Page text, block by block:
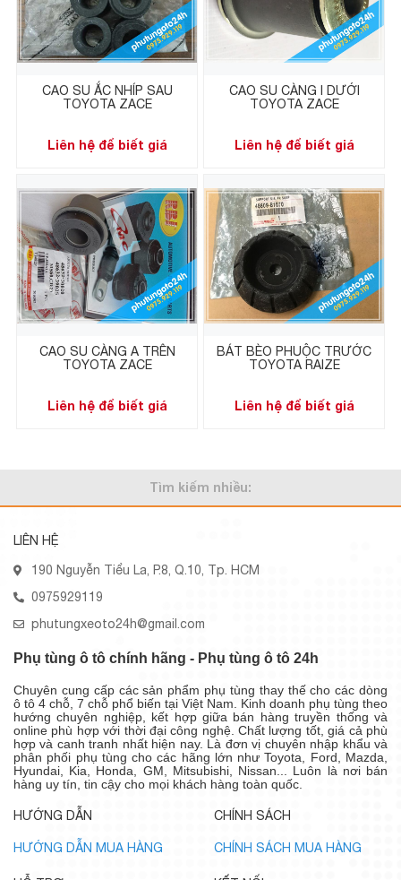
CAO SU ẮC NHÍP SAU
TOYOTA ZACE
Liên hệ để biết giá
CAO SU CÀNG I DƯỚI
TOYOTA ZACE
Liên hệ để biết giá
CAO SU CÀNG A TRÊN
TOYOTA ZACE
Liên hệ để biết giá
BÁT BÈO PHUỘC TRƯỚC
TOYOTA RAIZE
Liên hệ để biết giá
Tìm kiếm nhiều:
LIÊN HỆ
190 Nguyễn Tiểu La, P.8, Q.10, Tp. HCM
0975929119
phutungxeoto24h@gmail.com
Phụ tùng ô tô chính hãng - Phụ tùng ô tô 24h
Chuyên cung cấp các sản phẩm phụ tùng thay thế cho các dòng
ô tô 4 chỗ, 7 chỗ phổ biến tại Việt Nam. Kinh doanh phụ tùng theo
hướng chuyên nghiệp, kết hợp giữa bán hàng truyền thống và
online phù hợp với thời đại công nghệ. Chất lượng tốt, giá cả phù
hợp và canh tranh nhất hiện nay. Là đơn vị chuyên nhập khẩu và
phân phối phụ tùng cho các hãng lớn như Toyota, Ford, Mazda,
Hyundai, Kia, Honda, GM, Mitsubishi, Nissan... Luôn là nơi bán
hàng uy tín, tin cậy cho mọi khách hàng toàn quốc.
HƯỚNG DẪN
HƯỚNG DẪN MUA HÀNG
CHÍNH SÁCH
CHÍNH SÁCH MUA HÀNG